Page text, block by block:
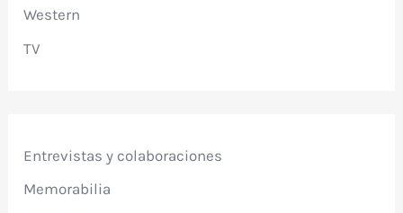
Western
TV
Entrevistas y colaboraciones
Memorabilia